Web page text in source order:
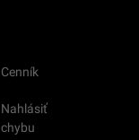
Cenník
Nahlásiť
chybu